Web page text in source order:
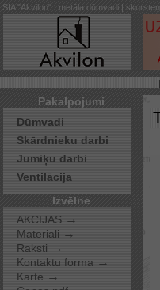
SIA "Akvilon" | metāla dūmvadi |
Pakalpojumi
Dūmvadi
Skārdnieku darbi
Jumiķu darbi
Ventilācija
Izvēlne
AKCIJAS →
Materiāli →
Raksti →
Kontaktu forma →
Karte →